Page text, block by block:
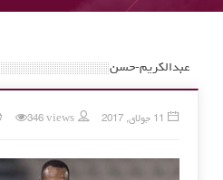
عبدالکریم-حسن
11 جولای, 2017 346 views